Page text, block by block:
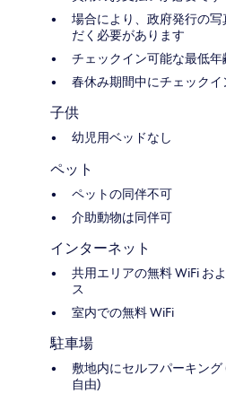
場合により、政府発行の
だく必要があります
チェックイン可能な最低年
春休み期間中にチェックイ
子供
幼児用ベッドなし
ペット
ペットの同伴不可
介助動物は同伴可
インターネット
共用エリアの無料 WiFi お
ス
室内での無料 WiFi
駐車場
敷地内にセルフパーキング
自由)